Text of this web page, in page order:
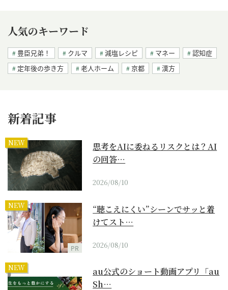
人気のキーワード
豊臣兄弟！ クルマ 減塩レシピ マネー
認知症
定年後の歩き方
老人ホーム 京都 漢方
新着記事
NEW
思考をAIに委ねるリスクとは？AI
の回答…
2026/08/10
NEW
PR
“聴こえにくい”シーンでサッと着
けてスト…
2026/08/10
NEW
au公式のショート動画アプリ「au
Sh…